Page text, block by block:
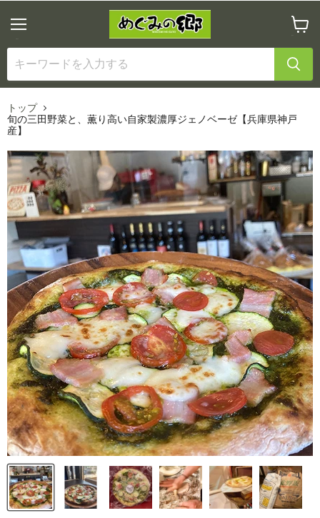
ニ
ュ
ー
ー
ト
を
見
トップ
旬の三田野菜と、薫り高い自家製濃厚ジェノベーゼ【兵庫県神戸
産】